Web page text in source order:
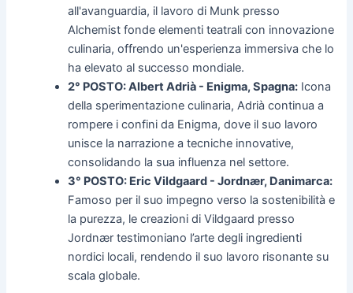
all'avanguardia, il lavoro di Munk presso
Alchemist fonde elementi teatrali con innovazione
culinaria, offrendo un'esperienza immersiva che lo
ha elevato al successo mondiale.
2° POSTO: Albert Adrià - Enigma, Spagna: Icona
della sperimentazione culinaria, Adrià continua a
rompere i confini da Enigma, dove il suo lavoro
unisce la narrazione a tecniche innovative,
consolidando la sua influenza nel settore.
3° POSTO: Eric Vildgaard - Jordnær, Danimarca:
Famoso per il suo impegno verso la sostenibilità e
la purezza, le creazioni di Vildgaard presso
Jordnær testimoniano l’arte degli ingredienti
nordici locali, rendendo il suo lavoro risonante su
scala globale.